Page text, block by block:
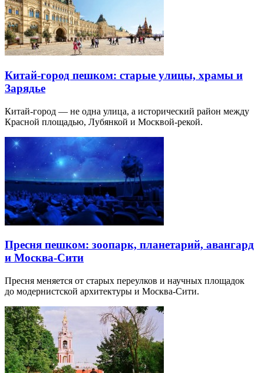
Китай-город пешком: старые улицы, храмы и
Зарядье
Китай-город — не одна улица, а исторический район между
Красной площадью, Лубянкой и Москвой-рекой.
Пресня пешком: зоопарк, планетарий, авангард
и Москва-Сити
Пресня меняется от старых переулков и научных площадок
до модернистской архитектуры и Москва-Сити.